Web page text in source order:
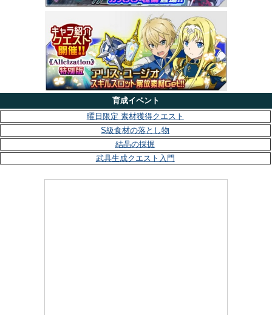
育成イベント
曜日限定 素材獲得クエスト
S級食材の落とし物
結晶の採掘
武具生成クエスト入門